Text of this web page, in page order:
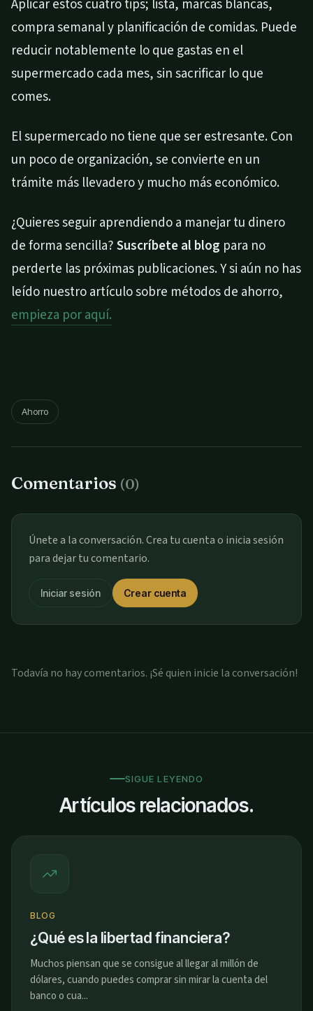
Aplicar estos cuatro tips; lista, marcas blancas,
compra semanal y planificación de comidas. Puede
reducir notablemente lo que gastas en el
supermercado cada mes, sin sacrificar lo que
comes.
El supermercado no tiene que ser estresante. Con
un poco de organización, se convierte en un
trámite más llevadero y mucho más económico.
¿Quieres seguir aprendiendo a manejar tu dinero
de forma sencilla?Suscríbete al blog para no
perderte las próximas publicaciones. Y si aún no has
leído nuestro artículo sobre métodos de ahorro,
empieza por aquí.
Ahorro
Comentarios (0)
Únete a la conversación. Crea tu cuenta o inicia sesión
para dejar tu comentario.
Iniciar sesión Crear cuenta
Todavía no hay comentarios. ¡Sé quien inicie la conversación!
SIGUE LEYENDO
Artículos relacionados.
BLOG
¿Qué es la libertad financiera?
Muchos piensan que se consigue al llegar al millón de
dólares, cuando puedes comprar sin mirar la cuenta del
banco o cua...